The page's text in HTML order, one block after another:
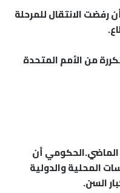
رفضت الانتقال للمرحلة
من الأمم المتحدة
أن
وأن المؤسسات المحلية والدولية
السن.